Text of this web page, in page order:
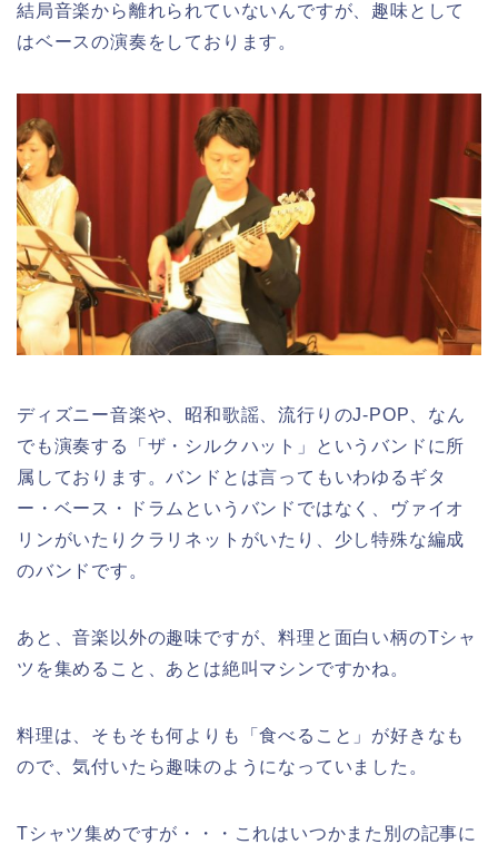
結局音楽から離れられていないんですが、趣味として
はベースの演奏をしております。
ディズニー音楽や、昭和歌謡、流行りのJ-POP、なん
でも演奏する「ザ・シルクハット」というバンドに所
属しております。バンドとは言ってもいわゆるギタ
ー・ベース・ドラムというバンドではなく、ヴァイオ
リンがいたりクラリネットがいたり、少し特殊な編成
のバンドです。
あと、音楽以外の趣味ですが、料理と面白い柄のTシャ
ツを集めること、あとは絶叫マシンですかね。
料理は、そもそも何よりも「食べること」が好きなも
ので、気付いたら趣味のようになっていました。
Tシャツ集めですが・・・これはいつかまた別の記事に